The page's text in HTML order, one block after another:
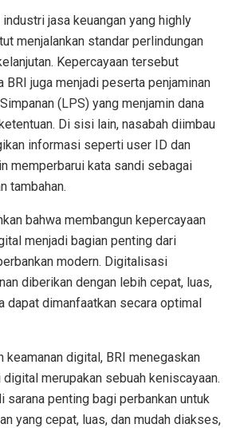
industri jasa keuangan yang highly
menjalankan standar perlindungan
. Kepercayaan tersebut
BRI juga menjadi peserta penjaminan
Simpanan (LPS) yang menjamin dana
. Di sisi lain, nasabah diimbau
informasi seperti user ID dan
memperbarui kata sandi sebagai
tambahan.
bahwa membangun kepercayaan
menjadi bagian penting dari
modern. Digitalisasi
diberikan dengan lebih cepat, luas,
dapat dimanfaatkan secara optimal
keamanan digital, BRI menegaskan
digital merupakan sebuah keniscayaan.
sarana penting bagi perbankan untuk
yang cepat, luas, dan mudah diakses,